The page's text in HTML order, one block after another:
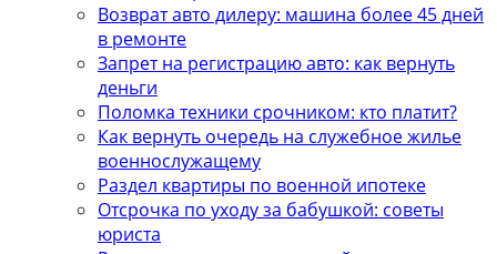
Возврат авто дилеру: машина более 45 дней
в ремонте
Запрет на регистрацию авто: как вернуть
деньги
Поломка техники срочником: кто платит?
Как вернуть очередь на служебное жилье
военнослужащему
Раздел квартиры по военной ипотеке
Отсрочка по уходу за бабушкой: советы
юриста